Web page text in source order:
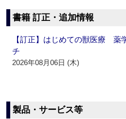
書籍 訂正・追加情報
【訂正】はじめての獣医療 薬
チ
2026年08月06日 (木)
製品・サービス等